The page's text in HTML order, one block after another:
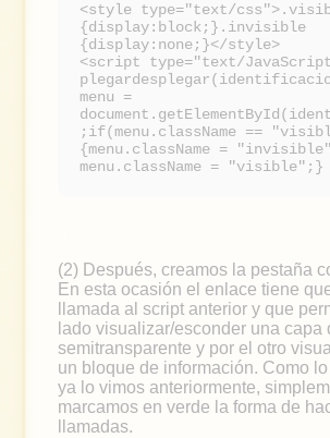
<style type="text/
{display:block;}.invisible
{display:none;}</style>
<script type="text/
menu =
;if(menu.className ==
{menu.className =
menu.className =
(2) Después, creamos la pestaña
En esta ocasión el enlace tiene
llamada al script anterior y que
lado visualizar/esconder una capa
semitransparente y por el otro
un bloque de información. Como
ya lo vimos anteriormente,
marcamos en verde la forma de
llamadas.